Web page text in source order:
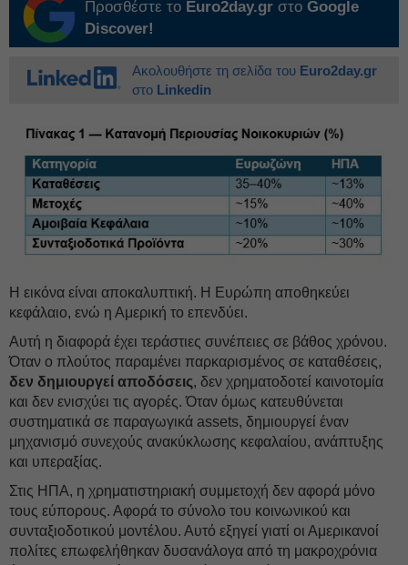
Προσθέστε το Euro2day.gr στο Google
Discover!
Ακολουθήστε τη σελίδα του Euro2day.gr
στο Linkedin
Η εικόνα είναι αποκαλυπτική. Η Ευρώπη αποθηκεύει
κεφάλαιο, ενώ η Αμερική το επενδύει.
Αυτή η διαφορά έχει τεράστιες συνέπειες σε βάθος χρόνου.
Όταν ο πλούτος παραμένει παρκαρισμένος σε καταθέσεις,
δεν δημιουργεί αποδόσεις, δεν χρηματοδοτεί καινοτομία
και δεν ενισχύει τις αγορές. Όταν όμως κατευθύνεται
συστηματικά σε παραγωγικά assets, δημιουργεί έναν
μηχανισμό συνεχούς ανακύκλωσης κεφαλαίου, ανάπτυξης
και υπεραξίας.
Στις ΗΠΑ, η χρηματιστηριακή συμμετοχή δεν αφορά μόνο
τους εύπορους. Αφορά το σύνολο του κοινωνικού και
συνταξιοδοτικού μοντέλου. Αυτό εξηγεί γιατί οι Αμερικανοί
πολίτες επωφελήθηκαν δυσανάλογα από τη μακροχρόνια